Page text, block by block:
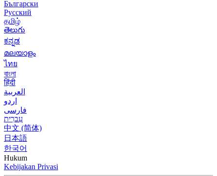
Български
Русский
தமிழ்
తెలుగు
ಕನ್ನಡ
മലയാളം
ไทย
বাংলা
हिंदी
العربية
اردو
فارسی
עִברִית
中文 (简体)
日本語
한국어
Hukum
Kebijakan Privasi